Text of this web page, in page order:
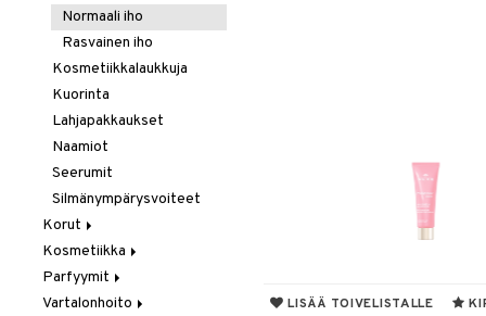
LISÄÄ TOIVELISTALLE
Hiussuihkeet
Kiharat
Kiilto & Antifrizz
Lämpösuojat
Tuuheuttavat tuotteet
Vaha & Geeli
Sähkölaitteet
Sampoot
Tehohoitoa
Normaali iho
Rasvainen iho
Kosmetiikkalaukkuja
Kuorinta
Lahjapakkaukset
Naamiot
Seerumit
Silmänympärysvoiteet
Korut
Kaulakorut
Korvakorut
Rannekorut
Kosmetiikka
Gift Set
Huulet
Parfyymit
Eau de cologne
Vartalonhoito